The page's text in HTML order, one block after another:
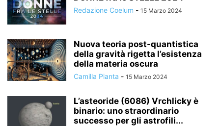
Redazione Coelum - 15 Marzo 2024
Nuova teoria post-quantistica
della gravità rigetta l’esistenza
della materia oscura
Camilla Pianta - 15 Marzo 2024
L’asteoride (6086) Vrchlicky è
binario: uno straordinario
successo per gli astrofili...